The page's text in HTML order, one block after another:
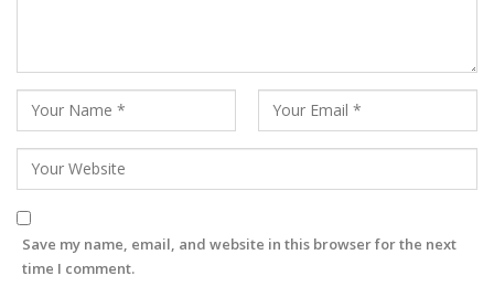
Save my name, email, and website in this browser for the next
time I comment.